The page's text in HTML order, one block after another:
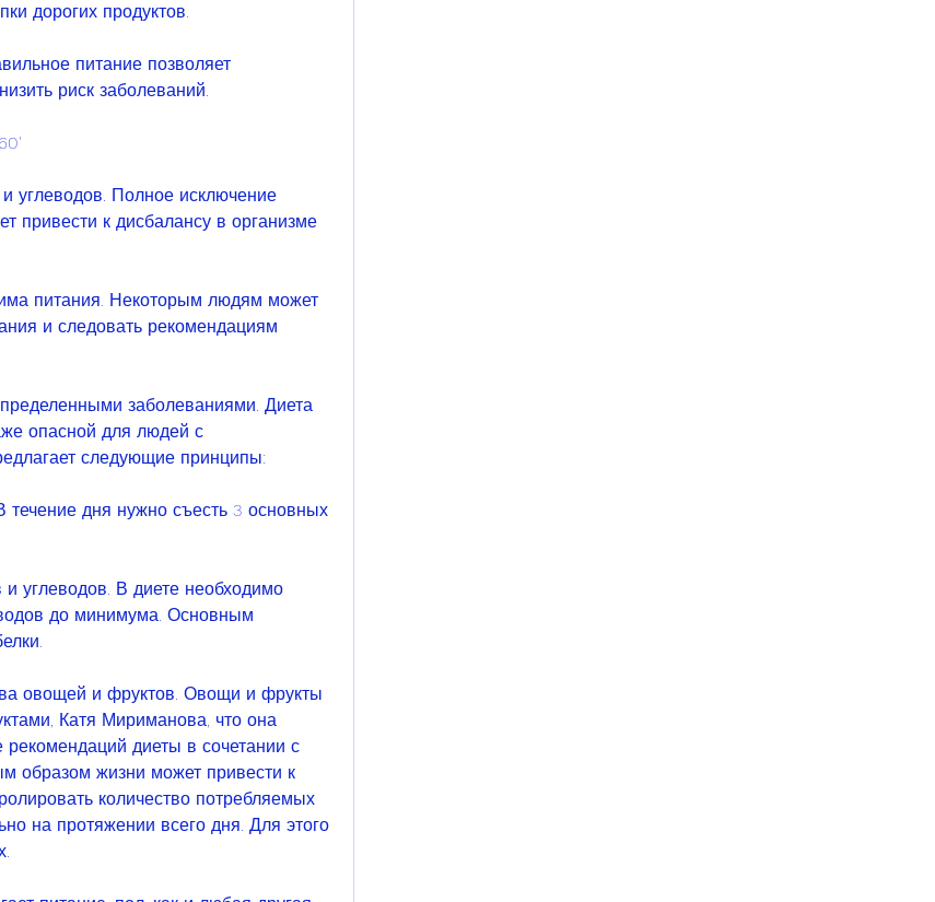
дорогих продуктов.
питание позволяет
риск заболеваний.
углеводов. Полное исключение
привести к дисбалансу в организме
питания. Некоторым людям может
и следовать рекомендациям
заболеваниями. Диета
опасной для людей с
следующие принципы:
дня нужно съесть 3 основных
углеводов. В диете необходимо
до минимума. Основным
овощей и фруктов. Овощи и фрукты
Катя Мириманова, что она
диеты в сочетании с
образом жизни может привести к
количество потребляемых
на протяжении всего дня. Для этого